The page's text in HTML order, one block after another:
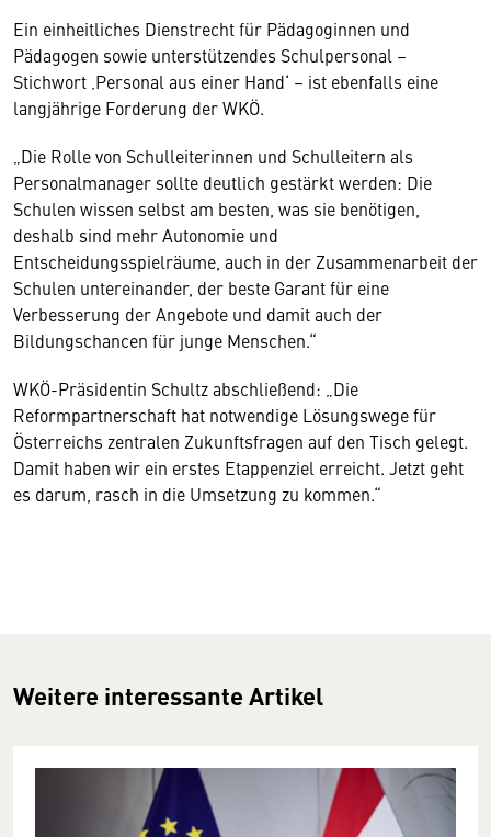
Ein einheitliches Dienstrecht für Pädagoginnen und
Pädagogen sowie unterstützendes Schulpersonal –
Stichwort ‚Personal aus einer Hand‘ – ist ebenfalls eine
langjährige Forderung der WKÖ.
„Die Rolle von Schulleiterinnen und Schulleitern als
Personalmanager sollte deutlich gestärkt werden: Die
Schulen wissen selbst am besten, was sie benötigen,
deshalb sind mehr Autonomie und
Entscheidungsspielräume, auch in der Zusammenarbeit der
Schulen untereinander, der beste Garant für eine
Verbesserung der Angebote und damit auch der
Bildungschancen für junge Menschen.“
WKÖ-Präsidentin Schultz abschließend: „Die
Reformpartnerschaft hat notwendige Lösungswege für
Österreichs zentralen Zukunftsfragen auf den Tisch gelegt.
Damit haben wir ein erstes Etappenziel erreicht. Jetzt geht
es darum, rasch in die Umsetzung zu kommen.“
Weitere interessante Artikel